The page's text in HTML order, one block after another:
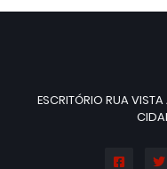
ESCRITÓRIO RUA